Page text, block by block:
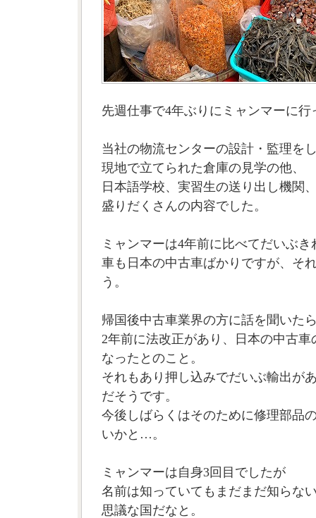
先週仕事で4年ぶりにミャンマーに行
当社の物流センターの設計・監理を
現地で立てられた倉庫の見学の他、
日本語学校、実習生の送り出し機関
盛りだくさんの内容でした。
ミャンマーは4年前に比べてだいぶ
車も日本の中古車ばかりですが、そ
う。
帰国後中古車業界の方に話を聞いた
2年前に法改正があり、日本の中古
なったとのこと。
それもあり押し込みでだいぶ輸出が
だそうです。
今後しばらくはそのために修理部品
いかと…。
ミャンマーは自身3回目でしたが
名前は知っていてもまだまだ知らな
思議な国だなと。